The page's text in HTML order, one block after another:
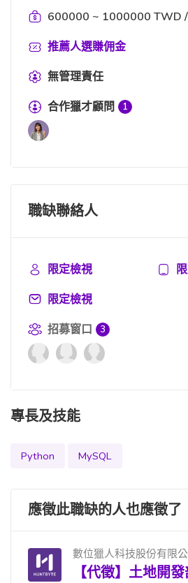
600000 ~ 1000000 TWD
推薦人選賺佣金
無管理責任
合作獵才顧問
1
職缺聯絡人
限定檢視
限定檢視
招募窗口
3
專長及技能
Python MySQL
應徵此職缺的人也應徵了
數位獵人科技股份有限
【代徵】土地開